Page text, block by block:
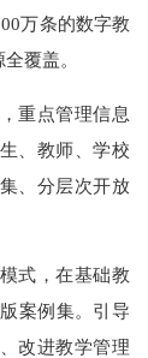
万条的数字教
覆盖。
重点管理信息
、教师、学校
、分层次开放
式，在基础教
案例集。引导
改进教学管理